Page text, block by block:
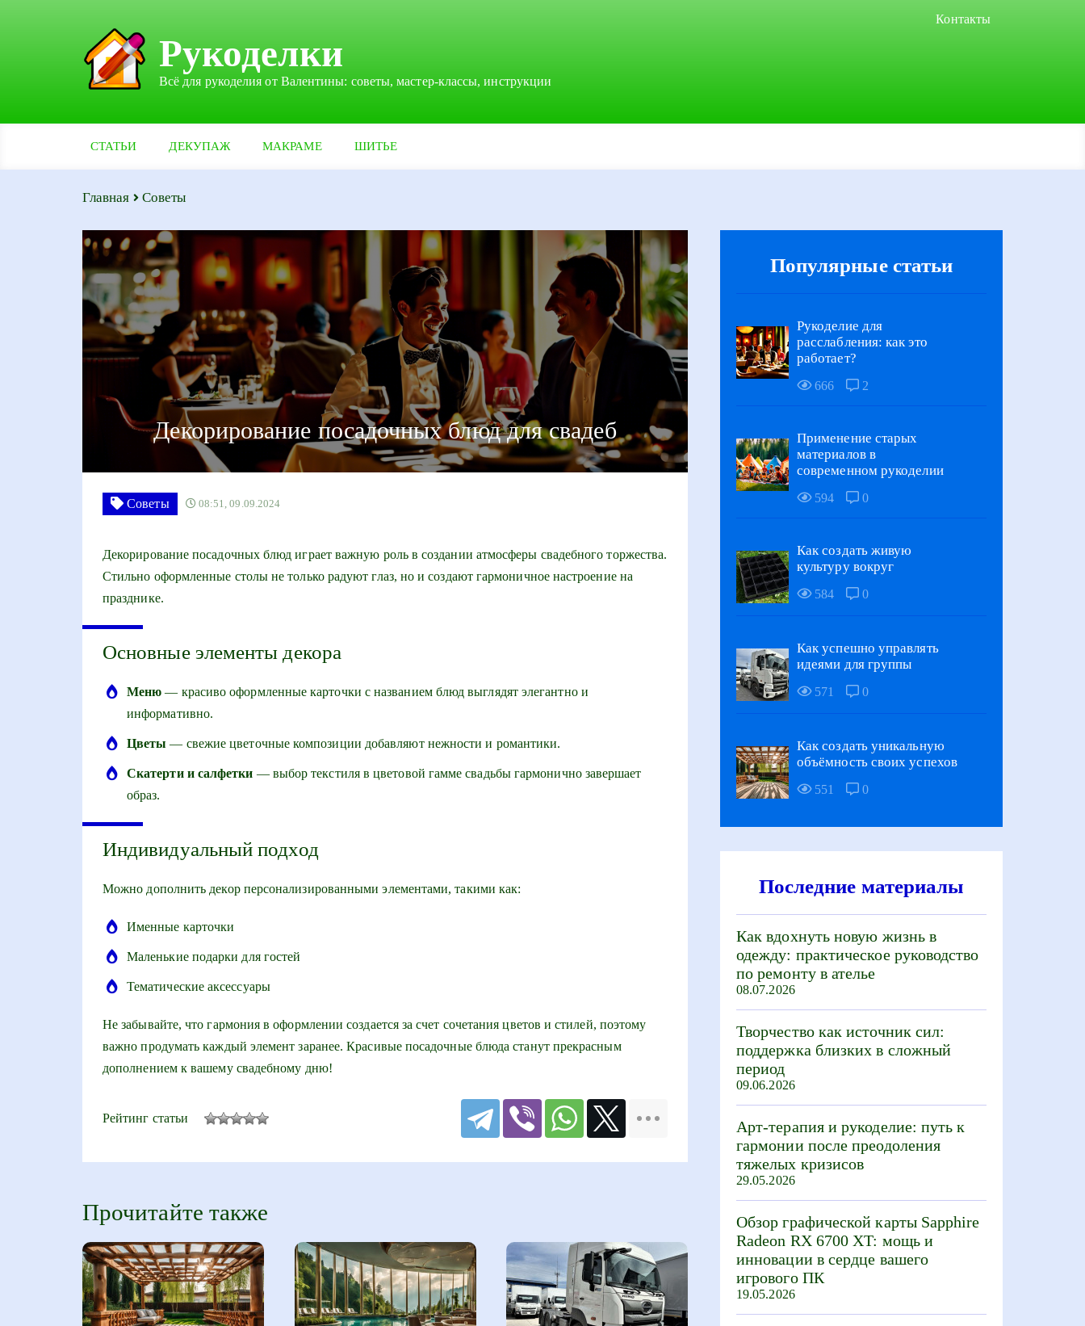
Контакты
Рукоделки
Всё для рукоделия от Валентины: советы, мастер-классы, инструкции
СТАТЬИ ДЕКУПАЖ МАКРАМЕ ШИТЬЕ
Главная Советы
Декорирование посадочных блюд для свадеб
Советы 08:51, 09.09.2024
Декорирование посадочных блюд играет важную роль в создании атмосферы свадебного торжества.
Стильно оформленные столы не только радуют глаз, но и создают гармоничное настроение на
празднике.
Основные элементы декора
Меню — красиво оформленные карточки с названием блюд выглядят элегантно и
информативно.
Цветы — свежие цветочные композиции добавляют нежности и романтики.
Скатерти и салфетки — выбор текстиля в цветовой гамме свадьбы гармонично завершает
образ.
Индивидуальный подход
Можно дополнить декор персонализированными элементами, такими как:
Именные карточки
Маленькие подарки для гостей
Тематические аксессуары
Не забывайте, что гармония в оформлении создается за счет сочетания цветов и стилей, поэтому
важно продумать каждый элемент заранее. Красивые посадочные блюда станут прекрасным
дополнением к вашему свадебному дню!
Рейтинг статьи
Прочитайте также
Популярные статьи
Рукоделие для
расслабления: как это
работает?
666 2
Применение старых
материалов в
современном рукоделии
594 0
Как создать живую
культуру вокруг
584 0
Как успешно управлять
идеями для группы
571 0
Как создать уникальную
объёмность своих успехов
551 0
Последние материалы
Как вдохнуть новую жизнь в
одежду: практическое руководство
по ремонту в ателье
08.07.2026
Творчество как источник сил:
поддержка близких в сложный
период
09.06.2026
Арт-терапия и рукоделие: путь к
гармонии после преодоления
тяжелых кризисов
29.05.2026
Обзор графической карты Sapphire
Radeon RX 6700 XT: мощь и
инновации в сердце вашего
игрового ПК
19.05.2026